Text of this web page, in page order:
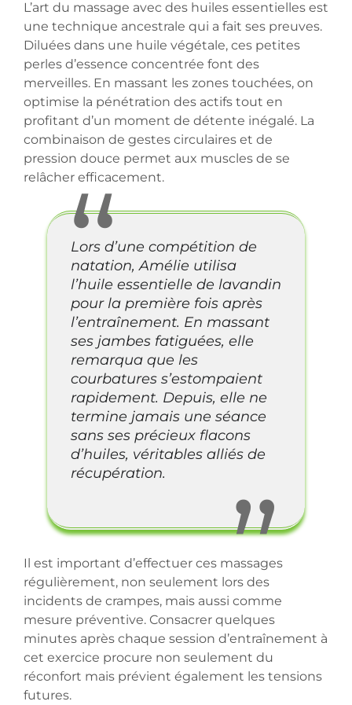
L’art du massage avec des huiles essentielles est
une technique ancestrale qui a fait ses preuves.
Diluées dans une huile végétale, ces petites
perles d’essence concentrée font des
merveilles. En massant les zones touchées, on
optimise la pénétration des actifs tout en
profitant d’un moment de détente inégalé. La
combinaison de gestes circulaires et de
pression douce permet aux muscles de se
relâcher efficacement.
Lors d’une compétition de
natation, Amélie utilisa
l’huile essentielle de lavandin
pour la première fois après
l’entraînement. En massant
ses jambes fatiguées, elle
remarqua que les
courbatures s’estompaient
rapidement. Depuis, elle ne
termine jamais une séance
sans ses précieux flacons
d’huiles, véritables alliés de
récupération.
Il est important d’effectuer ces massages
régulièrement, non seulement lors des
incidents de crampes, mais aussi comme
mesure préventive. Consacrer quelques
minutes après chaque session d’entraînement à
cet exercice procure non seulement du
réconfort mais prévient également les tensions
futures.